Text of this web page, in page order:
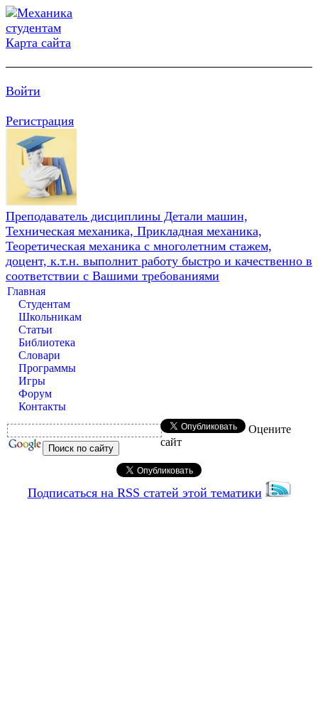
Карта сайта
Войти
Регистрация
Преподаватель дисциплины Детали машин,
Техническая механика, Прикладная механика,
Теоретическая механика с многолетним стажем,
доцент, к.т.н. выполнит работу быстро и качественно в
соответствии с Вашими требованиями
Главная
Студентам
Школьникам
Статьи
Библиотека
Словари
Программы
Игры
Форум
Контакты
Оцените
сайт
Подписаться на RSS статей этой тематики